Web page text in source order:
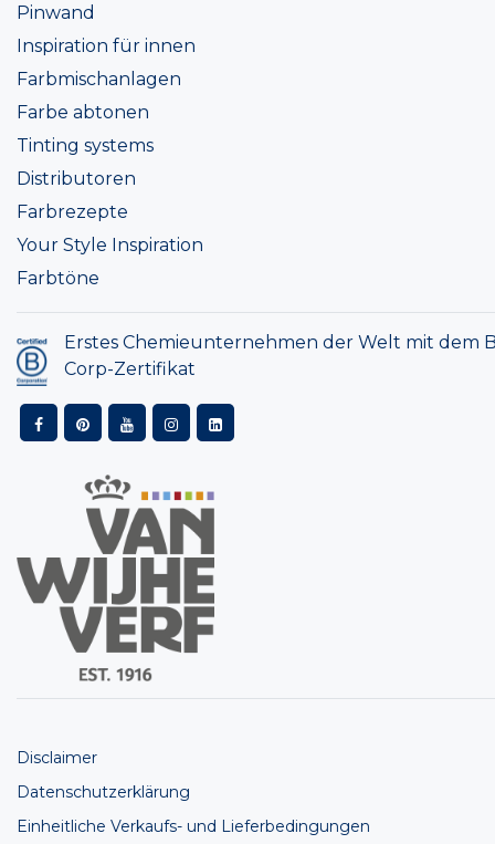
Pinwand
Inspiration für innen
Farbmischanlagen
Farbe abtonen
Tinting systems
Distributoren
Farbrezepte
Your Style Inspiration
Farbtöne
Erstes Chemieunternehmen der Welt mit dem
Corp-Zertifikat
Disclaimer
Datenschutzerklärung
Einheitliche Verkaufs- und Lieferbedingungen